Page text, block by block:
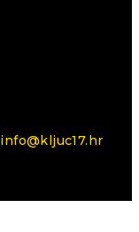
info@kljuc17.hr